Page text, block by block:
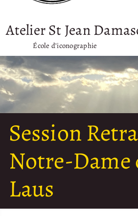
Atelier St Jean
École d’iconographie
Session
Notre-Dame
Laus